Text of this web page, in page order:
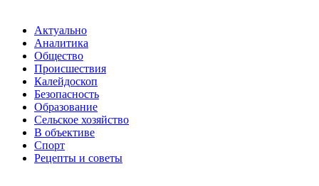
Актуально
Аналитика
Общество
Происшествия
Калейдоскоп
Безопасность
Образование
Сельское хозяйство
В объективе
Спорт
Рецепты и советы